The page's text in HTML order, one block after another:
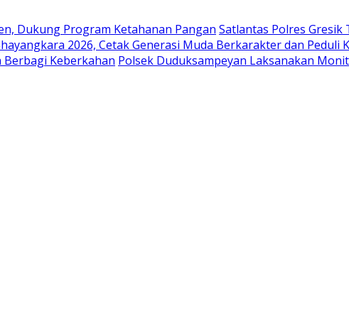
Dukung Program Ketahanan Pangan Satlantas Polres Gresik
2026, Cetak Generasi Muda Berkarakter dan Peduli
Keberkahan Polsek Duduksampeyan Laksanakan